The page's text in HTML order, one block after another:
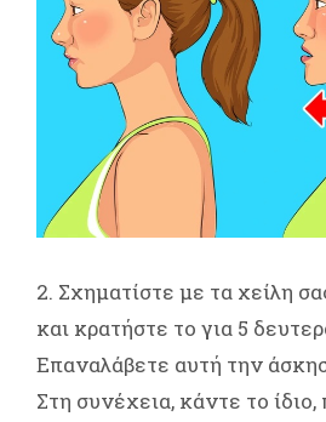
2. Σχηματίστε με τα χείλη
και κρατήστε το για 5
Επαναλάβετε αυτή την
Στη συνέχεια, κάντε το